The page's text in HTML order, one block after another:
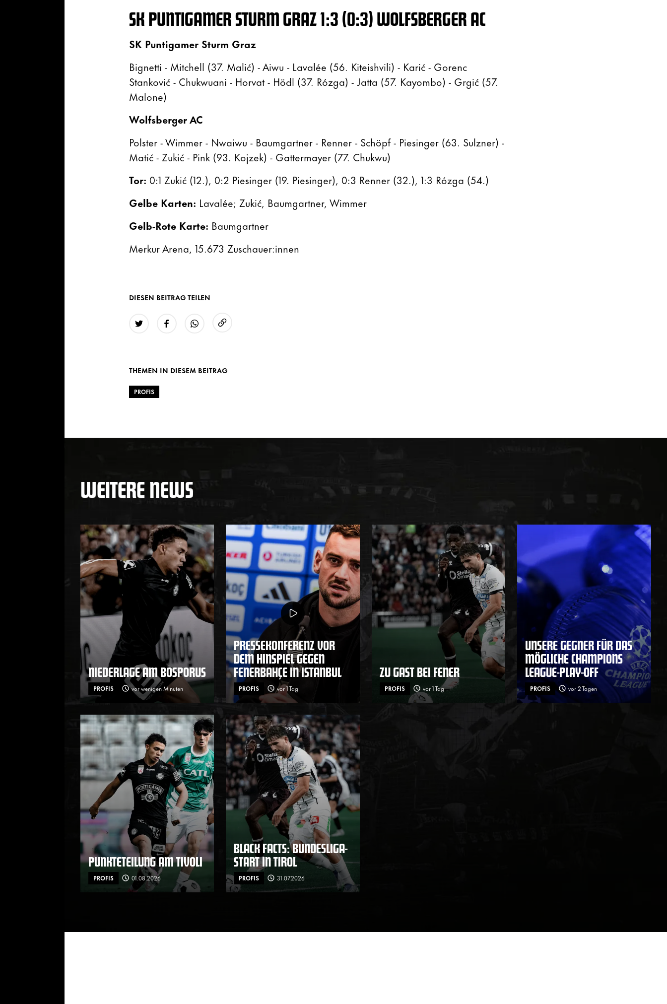
SK PUNTIGAMER STURM GRAZ 1:3 (0:3) WOLFSBERGER AC
SK Puntigamer Sturm Graz
Bignetti - Mitchell (37. Malić) - Aiwu - Lavalée (56. Kiteishvili) - Karić - Gorenc
Stanković - Chukwuani - Horvat - Hödl (37. Rózga) - Jatta (57. Kayombo) - Grgić (57.
Malone)
Wolfsberger AC
Polster - Wimmer - Nwaiwu - Baumgartner - Renner - Schöpf - Piesinger (63. Sulzner) -
Matić - Zukić - Pink (93. Kojzek) - Gattermayer (77. Chukwu)
Tor: 0:1 Zukić (12.), 0:2 Piesinger (19. Piesinger), 0:3 Renner (32.), 1:3 Rózga (54.)
Gelbe Karten: Lavalée; Zukić, Baumgartner, Wimmer
Gelb-Rote Karte: Baumgartner
Merkur Arena, 15.673 Zuschauer:innen
DIESEN BEITRAG TEILEN
THEMEN IN DIESEM BEITRAG
PROFIS
WEITERE NEWS
NIEDERLAGE AM BOSPORUS
PROFIS vor wenigen Minuten
PRESSEKONFERENZ VOR
DEM HINSPIEL GEGEN
FENERBAHÇE IN ISTANBUL
PROFIS vor 1 Tag
ZU GAST BEI FENER
PROFIS vor 1 Tag
UNSERE GEGNER FÜR DAS
MÖGLICHE CHAMPIONS
LEAGUE-PLAY-OFF
PROFIS vor 2 Tagen
PUNKTETEILUNG AM TIVOLI
PROFIS 01.08.2026
BLACK FACTS: BUNDESLIGA-
START IN TIROL
PROFIS 31.07.2026